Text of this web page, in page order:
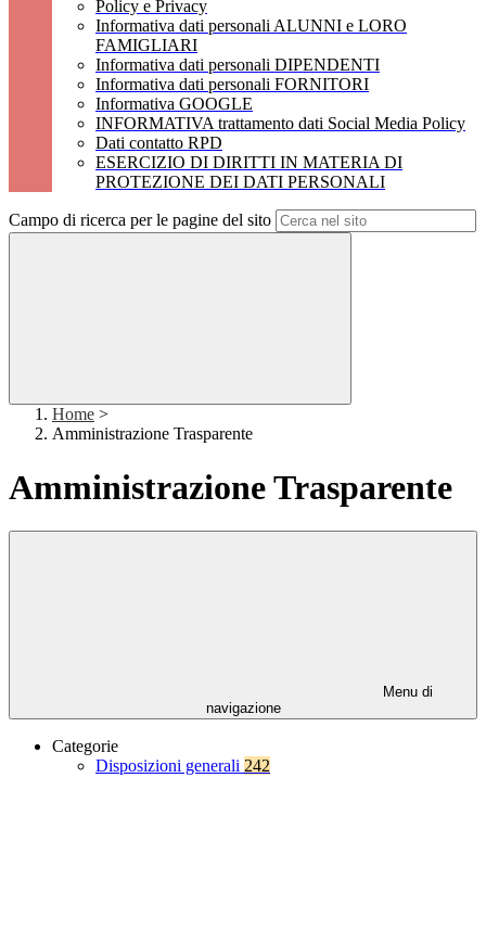
Policy e Privacy
Informativa dati personali ALUNNI e LORO
FAMIGLIARI
Informativa dati personali DIPENDENTI
Informativa dati personali FORNITORI
Informativa GOOGLE
INFORMATIVA trattamento dati Social Media Policy
Dati contatto RPD
ESERCIZIO DI DIRITTI IN MATERIA DI
PROTEZIONE DEI DATI PERSONALI
Campo di ricerca per le pagine del sito
Home >
Amministrazione Trasparente
Amministrazione Trasparente
Menu di
navigazione
Categorie
Disposizioni generali 242